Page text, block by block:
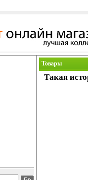
Товары
Такая